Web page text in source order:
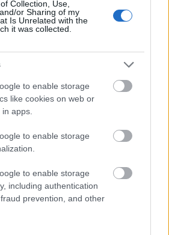
Collection, Use,
or Sharing of my
Is Unrelated with the
it was collected.
to enable storage
like cookies on web or
apps.
to enable storage
to enable storage
including authentication
prevention, and other
ósmoklasista
karob
procent
samoczwart
szekla